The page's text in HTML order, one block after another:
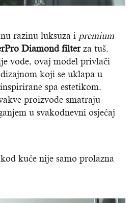
razinu luksuza i premium
Diamond filterza tuš.
vode, ovaj model privlači
koji se uklapa u
spa estetikom.
proizvode smatraju
u svakodnevni osjećaj
kuće nije samo prolazna